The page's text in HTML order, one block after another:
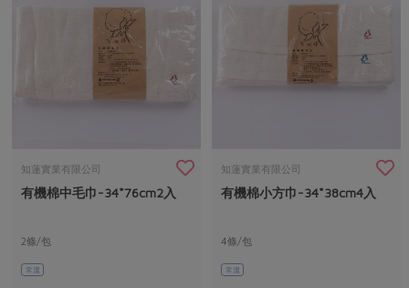
知蓮實業有限公司
有機棉中毛巾-34*76cm2入
2條/包
常溫
知蓮實業有限公司
有機棉小方巾-34*38cm4入
4條/包
常溫